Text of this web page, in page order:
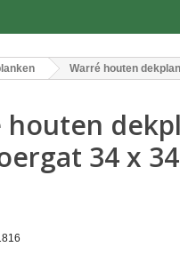
Warré houten
houten
34 x